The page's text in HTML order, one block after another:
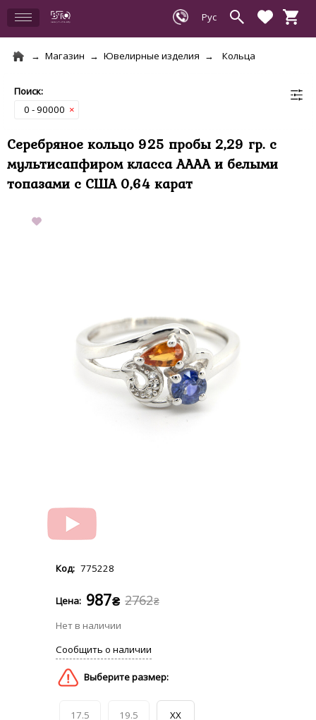
Магазин Ювелирные изделия Кольца
0 - 90000 ×
Серебряное кольцо 925 пробы 2,29 гр. с
мультисапфиром класса АААА и белыми
топазами с США 0,64 карат
775228
2762₴
987₴
17.5 19.5 XX